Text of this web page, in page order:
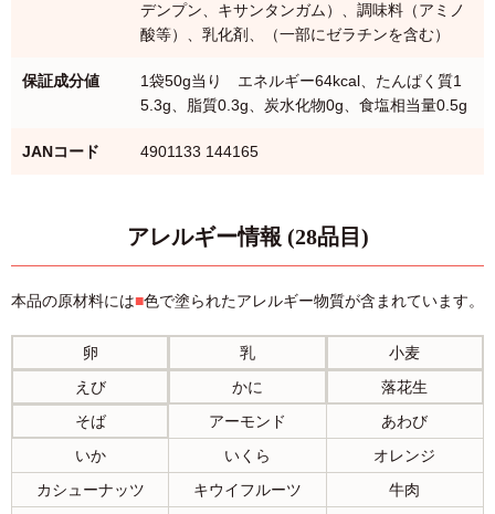
デンプン、キサンタンガム）、調味料（アミノ
酸等）、乳化剤、（一部にゼラチンを含む）
保証成分値
1袋50g当り エネルギー64kcal、たんぱく質1
5.3g、脂質0.3g、炭水化物0g、食塩相当量0.5g
JANコード 4901133 144165
アレルギー情報 (28品目)
本品の原材料には■色で塗られたアレルギー物質が含まれています。
卵 乳
小麦
えび
かに
落花生
そば
アーモンド
あわび
いか
いくら
オレンジ
カシューナッツ
キウイフルーツ
牛肉